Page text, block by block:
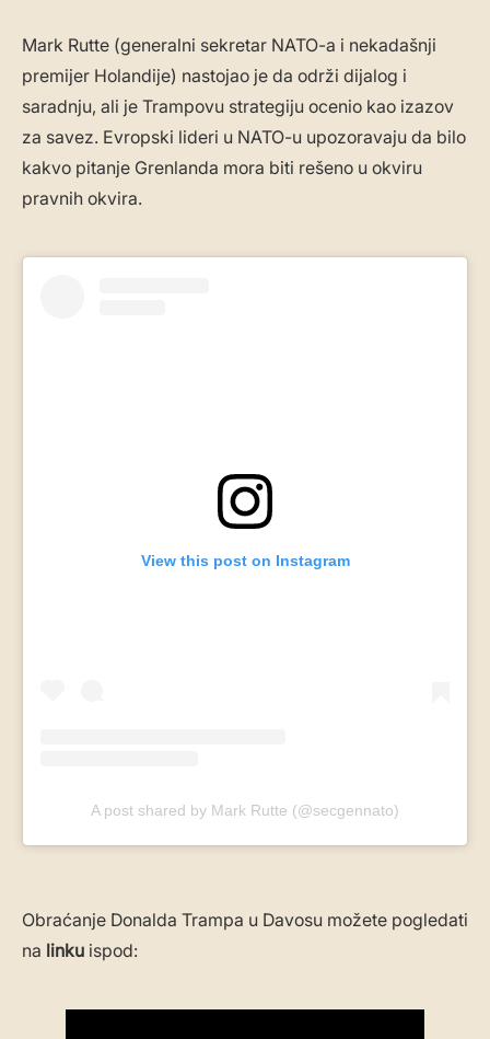
Mark Rutte (generalni sekretar NATO-a i nekadašnji
premijer Holandije) nastojao je da održi dijalog i
saradnju, ali je Trampovu strategiju ocenio kao izazov
za savez. Evropski lideri u NATO-u upozoravaju da bilo
kakvo pitanje Grenlanda mora biti rešeno u okviru
pravnih okvira.
View this post on Instagram
A post shared by Mark Rutte (@secgennato)
Obraćanje Donalda Trampa u Davosu možete pogledati
na linku ispod: